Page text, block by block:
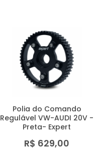
Polia do Comando
Regulável VW-AUDI 20V -
Preta- Expert
R$ 629,00